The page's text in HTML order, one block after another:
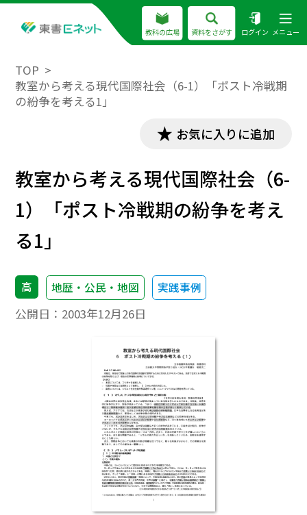
教科の広場 資料をさがす ログイン メニュー
TOP
教室から考える現代国際社会（6-1）「ポスト冷戦期
の紛争を考える1」
お気に入りに追加
教室から考える現代国際社会（6-
1）「ポスト冷戦期の紛争を考え
る1」
高 地歴・公民・地図 実践事例
公開日： 2003年12月26日